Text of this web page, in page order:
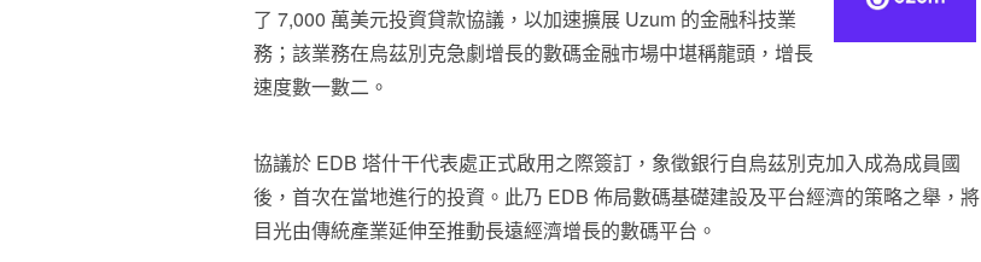
了 7,000 萬美元投資貸款協議，以加速擴展 Uzum 的金融科技業
務；該業務在烏茲別克急劇增長的數碼金融市場中堪稱龍頭，增長
速度數一數二。
協議於 EDB 塔什干代表處正式啟用之際簽訂，象徵銀行自烏茲別克加入成為成員國
後，首次在當地進行的投資。此乃 EDB 佈局數碼基礎建設及平台經濟的策略之舉，將
目光由傳統產業延伸至推動長遠經濟增長的數碼平台。